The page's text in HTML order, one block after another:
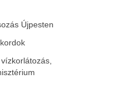
Újpesten